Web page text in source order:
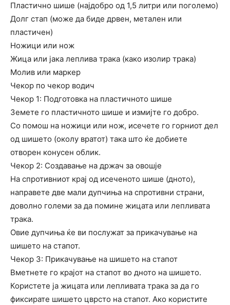
Пластично шише (најдобро од 1,5 литри или поголемо)
Долг стап (може да биде дрвен, метален или
пластичен)
Ножици или нож
Жица или јака леплива трака (како изолир трака)
Молив или маркер
Чекор по чекор водич
Чекор 1: Подготовка на пластичното шише
Земете го пластичното шише и измијте го добро.
Со помош на ножици или нож, исечете го горниот дел
од шишето (околу вратот) така што ќе добиете
отворен конусен облик.
Чекор 2: Создавање на држач за овошје
На спротивниот крај од исеченото шише (дното),
направете две мали дупчиња на спротивни страни,
доволно големи за да помине жицата или лепливата
трака.
Овие дупчиња ќе ви послужат за прикачување на
шишето на стапот.
Чекор 3: Прикачување на шишето на стапот
Вметнете го крајот на стапот во дното на шишето.
Користете ја жицата или лепливата трака за да го
фиксирате шишето цврсто на стапот. Ако користите